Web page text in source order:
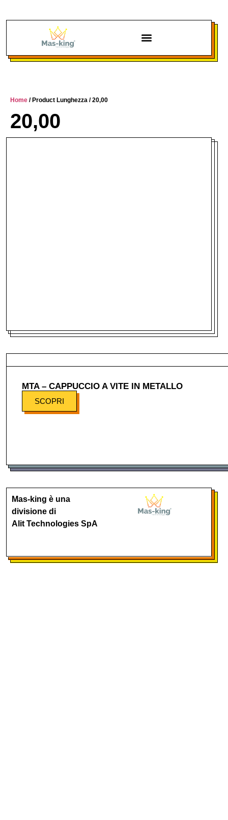
Home / Product Lunghezza / 20,00
20,00
MTA – CAPPUCCIO A VITE IN METALLO
SCOPRI
Mas-king è una
divisione di
Alit Technologies SpA